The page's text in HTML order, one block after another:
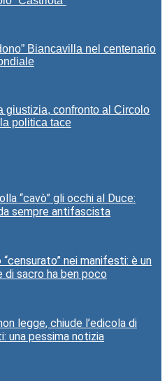
Biancavilla nel centenario
giustizia, confronto al Circolo
politica tace
“cavò” gli occhi al Duce:
sempre antifascista
nei manifesti: è un
sacro ha ben poco
legge, chiude l’edicola di
una pessima notizia